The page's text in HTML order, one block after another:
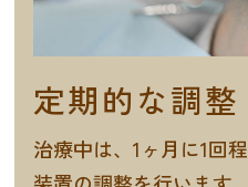
定期的な調
治療中は、1ヶ月に1回